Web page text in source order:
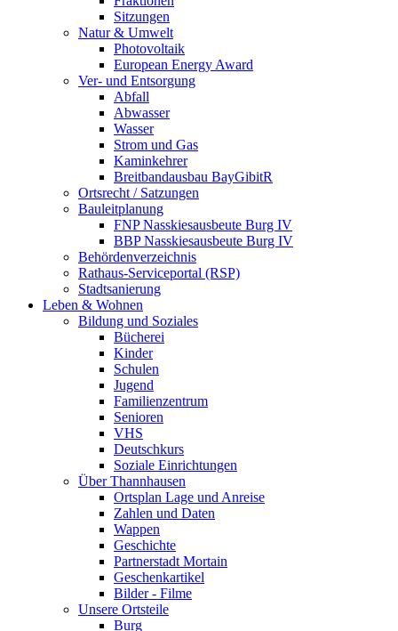
Sitzungen
Natur & Umwelt
Photovoltaik
European Energy Award
Ver- und Entsorgung
Abfall
Abwasser
Wasser
Strom und Gas
Kaminkehrer
Breitbandausbau BayGibitR
Ortsrecht / Satzungen
Bauleitplanung
FNP Nasskiesausbeute Burg IV
BBP Nasskiesausbeute Burg IV
Behördenverzeichnis
Rathaus-Serviceportal (RSP)
Stadtsanierung
Leben & Wohnen
Bildung und Soziales
Bücherei
Kinder
Schulen
Jugend
Familienzentrum
Senioren
VHS
Deutschkurs
Soziale Einrichtungen
Über Thannhausen
Ortsplan Lage und Anreise
Zahlen und Daten
Wappen
Geschichte
Partnerstadt Mortain
Geschenkartikel
Bilder - Filme
Unsere Ortsteile
Burg